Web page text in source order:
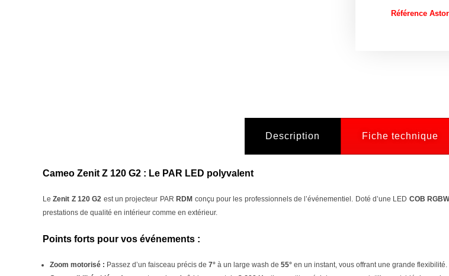
Référence
Description Fiche technique
Cameo Zenit Z 120 G2 : Le PAR LED polyvalent
LeZenit Z 120 G2 est un projecteur PAR RDM conçu pour les professionnels de l’événementiel. Doté d’une LED COB
prestations de qualité en intérieur comme en extérieur.
Points forts pour vos événements :
Zoom motorisé : Passez d’un faisceau précis de7° à un large wash de55° en un instant, vous offrant une grande flexibilité.